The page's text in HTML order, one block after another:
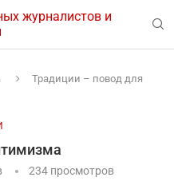
журналистов и
Традиции – повод для
234 просмотров